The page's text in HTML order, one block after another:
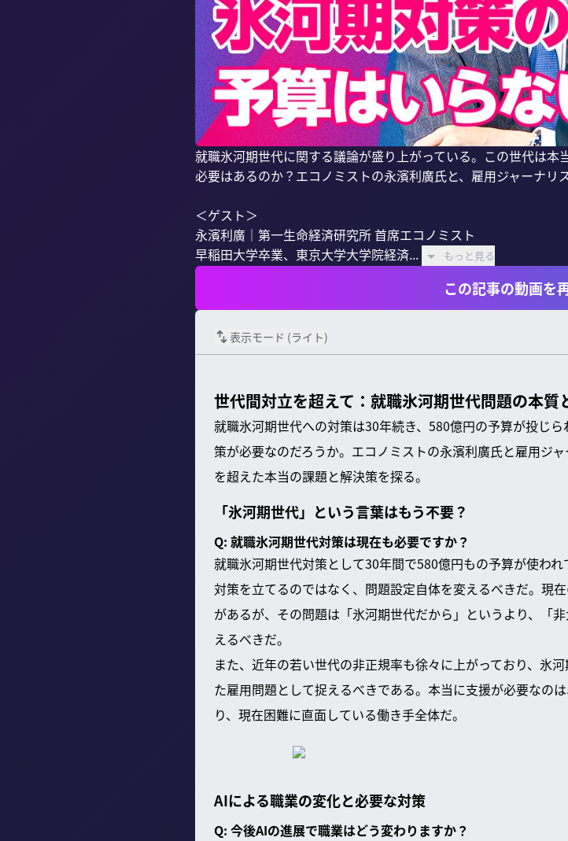
就職氷河期世代に関する議論が盛り上がっている。この世代は
必要はあるのか？エコノミストの永濱利廣氏と、雇用ジャーナリ
＜ゲスト＞
永濱利廣｜第一生命経済研究所 首席エコノミスト
早稲田大学卒業、東京大学大学院経済...
もっと見る
この記事の動画を
表示モード (ライト)
世代間対立を超えて：就職氷河期世代問題の本質
就職氷河期世代への対策は30年続き、580億円の予算が投じ
策が必要なのだろうか。エコノミストの永濱利廣氏と雇用ジ
を超えた本当の課題と解決策を探る。
「氷河期世代」という言葉はもう不要？
Q: 就職氷河期世代対策は現在も必要ですか？
就職氷河期世代対策として30年間で580億円もの予算が使わ
対策を立てるのではなく、問題設定自体を変えるべきだ。現
があるが、その問題は「氷河期世代だから」というより、「
えるべきだ。
また、近年の若い世代の非正規率も徐々に上がっており、氷
た雇用問題として捉えるべきである。本当に支援が必要なの
り、現在困難に直面している働き手全体だ。
AIによる職業の変化と必要な対策
Q: 今後AIの進展で職業はどう変わりますか？